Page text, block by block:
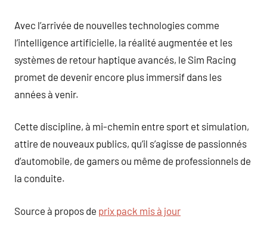
Avec l’arrivée de nouvelles technologies comme
l’intelligence artificielle, la réalité augmentée et les
systèmes de retour haptique avancés, le Sim Racing
promet de devenir encore plus immersif dans les
années à venir.
Cette discipline, à mi-chemin entre sport et simulation,
attire de nouveaux publics, qu’il s’agisse de passionnés
d’automobile, de gamers ou même de professionnels de
la conduite.
Source à propos de prix pack mis à jour